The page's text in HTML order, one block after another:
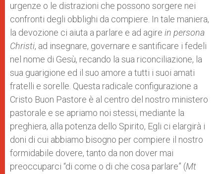
urgenze o le distrazioni che possono sorgere nei
confronti degli obblighi da compiere. In tale maniera,
la devozione ci aiuta a parlare e ad agire in persona
Christi, ad insegnare, governare e santificare i fedeli
nel nome di Gesù, recando la sua riconciliazione, la
sua guarigione ed il suo amore a tutti i suoi amati
fratelli e sorelle. Questa radicale configurazione a
Cristo Buon Pastore è al centro del nostro ministero
pastorale e se apriamo noi stessi, mediante la
preghiera, alla potenza dello Spirito, Egli ci elargirà i
doni di cui abbiamo bisogno per compiere il nostro
formidabile dovere, tanto da non dover mai
preoccuparci “di come o di che cosa parlare” (Mt